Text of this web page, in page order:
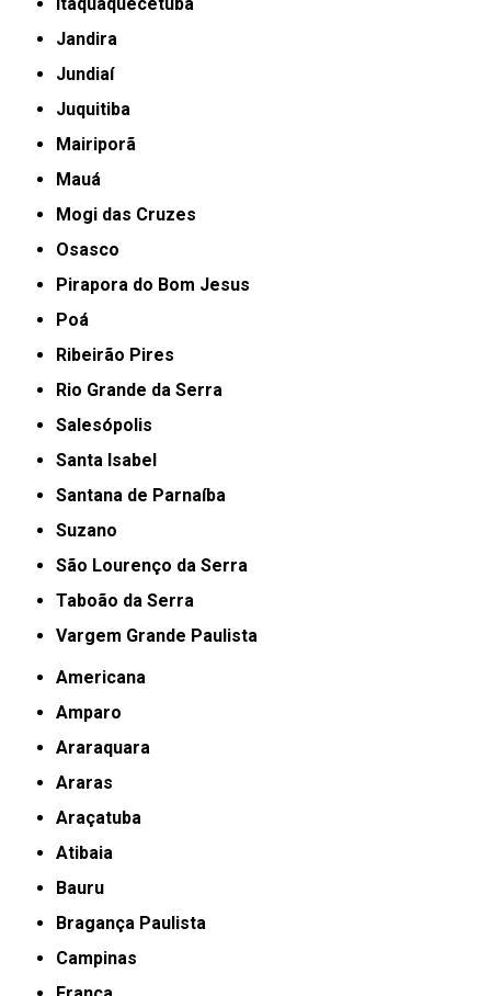
Itaquaquecetuba
Jandira
Jundiaí
Juquitiba
Mairiporã
Mauá
Mogi das Cruzes
Osasco
Pirapora do Bom Jesus
Poá
Ribeirão Pires
Rio Grande da Serra
Salesópolis
Santa Isabel
Santana de Parnaíba
Suzano
São Lourenço da Serra
Taboão da Serra
Vargem Grande Paulista
Americana
Amparo
Araraquara
Araras
Araçatuba
Atibaia
Bauru
Bragança Paulista
Campinas